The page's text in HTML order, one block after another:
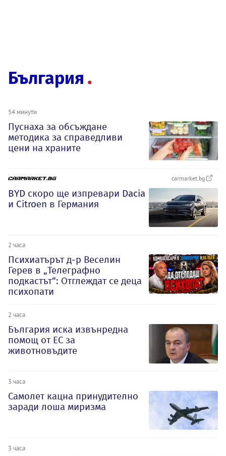
България
54 минути
Пуснаха за обсъждане
методика за справедливи
цени на храните
carmarket.bg
BYD скоро ще изпревари Dacia
и Citroеn в Германия
2 часа
Психиатърът д-р Веселин
Герев в „Телеграфно
подкастът“: Отглеждат се деца
психопати
2 часа
България иска извънредна
помощ от ЕС за
животновъдите
3 часа
Самолет кацна принудително
заради лоша миризма
3 часа